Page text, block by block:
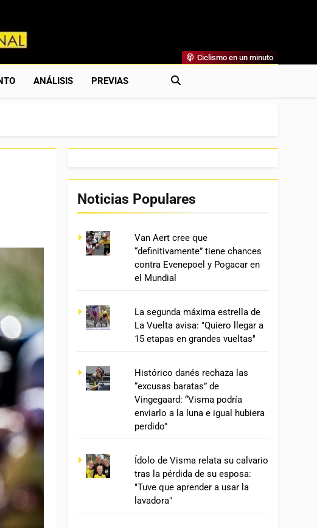
Crónicas, Previas Y Más. La Web Ciclista De Referencia.
Ciclismo en un minuto
ANÁLISIS PREVIAS
Noticias Populares
Van Aert cree que
“definitivamente” tiene chances
contra Evenepoel y Pogacar en
el Mundial
La segunda máxima estrella de
La Vuelta avisa: "Quiero llegar a
15 etapas en grandes vueltas"
Histórico danés rechaza las
“excusas baratas” de
Vingegaard: “Visma podría
enviarlo a la luna e igual hubiera
perdido”
Ídolo de Visma relata su calvario
tras la pérdida de su esposa:
"Tuve que aprender a usar la
lavadora"